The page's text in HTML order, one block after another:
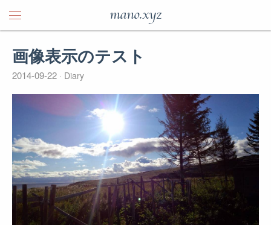
mano.xyz
画像表示のテスト
2014-09-22 Diary